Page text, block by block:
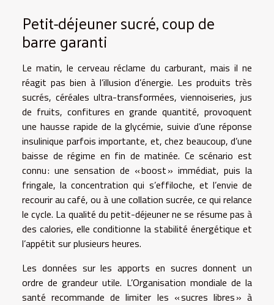
Petit-déjeuner sucré, coup de
barre garanti
Le matin, le cerveau réclame du carburant, mais il ne
réagit pas bien à l’illusion d’énergie. Les produits très
sucrés, céréales ultra-transformées, viennoiseries, jus
de fruits, confitures en grande quantité, provoquent
une hausse rapide de la glycémie, suivie d’une réponse
insulinique parfois importante, et, chez beaucoup, d’une
baisse de régime en fin de matinée. Ce scénario est
connu : une sensation de « boost » immédiat, puis la
fringale, la concentration qui s’effiloche, et l’envie de
recourir au café, ou à une collation sucrée, ce qui relance
le cycle. La qualité du petit-déjeuner ne se résume pas à
des calories, elle conditionne la stabilité énergétique et
l’appétit sur plusieurs heures.
Les données sur les apports en sucres donnent un
ordre de grandeur utile. L’Organisation mondiale de la
santé recommande de limiter les « sucres libres » à